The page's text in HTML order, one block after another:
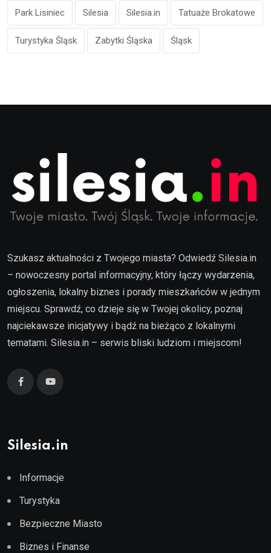
Park Lisiniec Silesia Silesia.in Tatuaże Brokatowe
Turystyka Śląsk Zabytki Śląska Śląsk
Szukasz aktualności z Twojego miasta? Odwiedź Silesia.in
– nowoczesny portal informacyjny, który łączy wydarzenia,
ogłoszenia, lokalny biznes i porady mieszkańców w jednym
miejscu. Sprawdź, co dzieje się w Twojej okolicy, poznaj
najciekawsze inicjatywy i bądź na bieżąco z lokalnymi
tematami. Silesia.in – serwis bliski ludziom i miejscom!
Silesia.in
Informacje
Turystyka
Bezpieczne Miasto
Biznes i Finanse